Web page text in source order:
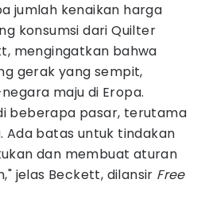
jumlah kenaikan harga
konsumsi dari Quilter
mengingatkan bahwa
gerak yang sempit,
maju di Eropa.
beberapa pasar, terutama
Ada batas untuk tindakan
dan membuat aturan
jelas Beckett, dilansir Free